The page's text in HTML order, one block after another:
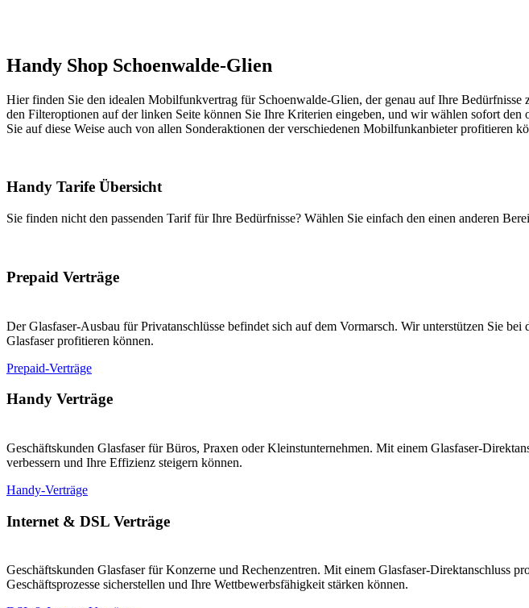
Handy Shop Schoenwalde-Glien
Hier finden Sie den idealen Mobilfunkvertrag für Schoenwalde-Glien, der genau auf Ihre
den Filteroptionen auf der linken Seite können Sie Ihre Kriterien eingeben, und wir wählen sofort
Sie auf diese Weise auch von allen Sonderaktionen der verschiedenen Mobilfunkanbieter profitieren
Handy Tarife Übersicht
Sie finden nicht den passenden Tarif für Ihre Bedürfnisse? Wählen Sie einfach den einen anderen
Prepaid Verträge
Der Glasfaser-Ausbau für Privatanschlüsse befindet sich auf dem Vormarsch. Wir unterstützen Sie
Glasfaser profitieren können.
Prepaid-Verträge
Handy Verträge
Geschäftskunden Glasfaser für Büros, Praxen oder Kleinstunternehmen. Mit einem Glasfaser-
verbessern und Ihre Effizienz steigern können.
Handy-Verträge
Internet & DSL Verträge
Geschäftskunden Glasfaser für Konzerne und Rechenzentren. Mit einem Glasfaser-
Geschäftsprozesse sicherstellen und Ihre Wettbewerbsfähigkeit stärken können.